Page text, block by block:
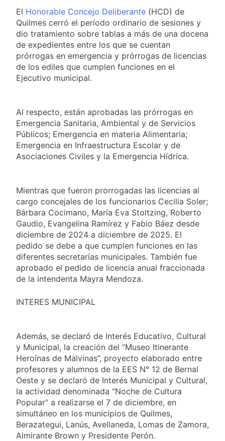
El Honorable Concejo Deliberante (HCD) de
Quilmes cerró el período ordinario de sesiones y
dio tratamiento sobre tablas a más de una docena
de expedientes entre los que se cuentan
prórrogas en emergencia y prórrogas de licencias
de los ediles que cumplen funciones en el
Ejecutivo municipal.
Al respecto, están aprobadas las prórrogas en
Emergencia Sanitaria, Ambiental y de Servicios
Públicos; Emergencia en materia Alimentaria;
Emergencia en Infraestructura Escolar y de
Asociaciones Civiles y la Emergencia Hídrica.
Mientras que fueron prorrogadas las licencias al
cargo concejales de los funcionarios Cecilia Soler;
Bárbara Cocimano, María Eva Stoltzing, Roberto
Gaudio, Evangelina Ramírez y Fabio Báez desde
diciembre de 2024 a diciembre de 2025. El
pedido se debe a que cumplen funciones en las
diferentes secretarías municipales. También fue
aprobado el pedido de licencia anual fraccionada
de la intendenta Mayra Mendoza.
INTERES MUNICIPAL
Además, se declaró de Interés Educativo, Cultural
y Municipal, la creación del “Museo Itinerante
Heroínas de Malvinas”, proyecto elaborado entre
profesores y alumnos de la EES N° 12 de Bernal
Oeste y se declaró de Interés Municipal y Cultural,
la actividad denominada “Noche de Cultura
Popular” a realizarse el 7 de diciembre, en
simultáneo en los municipios de Quilmes,
Berazategui, Lanús, Avellaneda, Lomas de Zamora,
Almirante Brown y Presidente Perón.